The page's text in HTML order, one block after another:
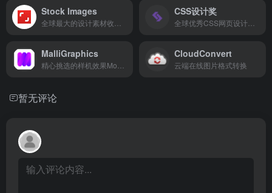
Stock Images
全球最大的设计素材收费库
CSS设计奖
全球优秀CSS网页设计奖提名网
MalliGraphics
精心挑选的样机效果Mockup模板
CloudConvert
云端在线图片格式转换
暂无评论